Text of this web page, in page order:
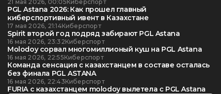
21 мая 2026, 00:05Киберспорт
PGL Astana 2026: Как прошел главный
киберспортивный ивент в Казахстане
17 мая 2026, 21:14Киберспорт
Spirit второй год подряд забирают PGL Astana
16 мая 2026, 23:32Киберспорт
Molodoy сорвал многомиллионый куш на PGL Astana
16 мая 2026, 22:55Киберспорт
Команда сенсация с казахстанцем в составе осталась
без финала PGL ASTANA
16 мая 2026, 22:43Киберспорт
FURIA с казахстанцем molodoy вылетела с PGL Astana